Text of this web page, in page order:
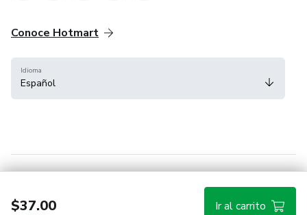
$37.00 Ir al carrito
Conoce Hotmart
Idioma
Español